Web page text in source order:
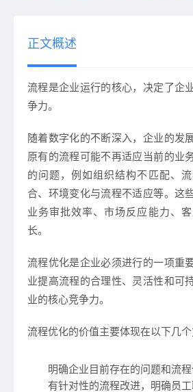
正文概述
流程是企业运行的核心，决定了企
争力。
随着数字化的不断深入，企业的发
原有的流程可能不再适应当前的业
的问题，例如组织结构不匹配、
合、环境变化与流程不适应等。这
业务审批效率、市场反应能力、
长。
流程优化是企业必须进行的一项重
业提高流程的合理性、灵活性和可
业的核心竞争力。
流程优化的价值主要体现在以下几个
明确企业目前存在的问题和流
有针对性的流程改进，明确员